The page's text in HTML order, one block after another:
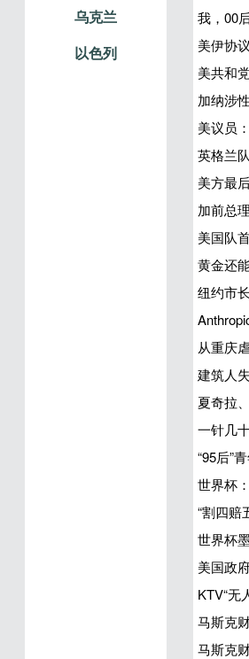
乌克兰
以色列
我，00
美伊协
美共和
加纳涉
美议员
英格兰
美方最
加前总
美国队
黄金还
纽约市
从重庆
建筑人
夏奇拉
一针几
“95后”
世界杯
“割四赔
世界杯
美国政
KTV“无
马斯克
马斯克